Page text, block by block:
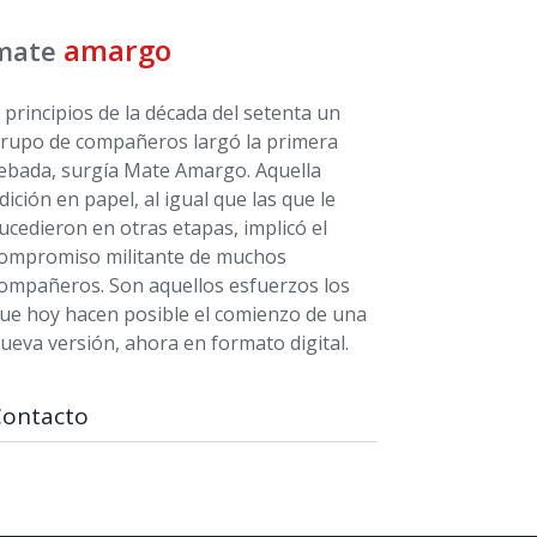
amargo
principios de la década del setenta un
de compañeros largó la primera
surgía Mate Amargo. Aquella
en papel, al igual que las que le
en otras etapas, implicó el
militante de muchos
Son aquellos esfuerzos los
hoy hacen posible el comienzo de una
versión, ahora en formato digital.